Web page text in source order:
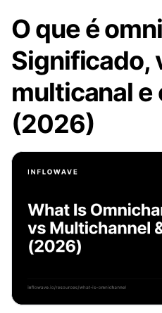
O que é
Significado,
multicanal e
(2026)